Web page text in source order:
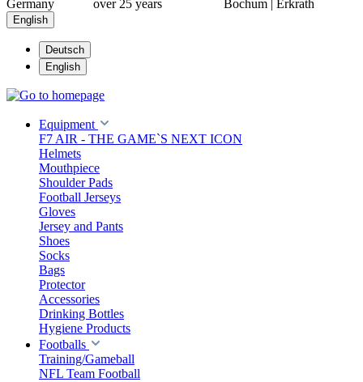
Germany
over 25 years
Bochum | Erkrath
English
Deutsch
English
Equipment
F7 AIR - THE GAME`S NEXT ICON
Helmets
Mouthpiece
Shoulder Pads
Football Jerseys
Gloves
Jersey and Pants
Shoes
Socks
Bags
Protector
Accessories
Drinking Bottles
Hygiene Products
Footballs
Training/Gameball
NFL Team Football